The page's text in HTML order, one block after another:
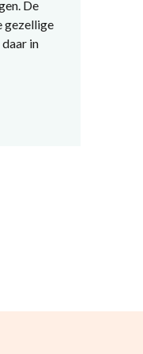
De
gezellige
in